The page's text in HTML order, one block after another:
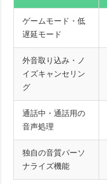
ゲームモード・低
遅延モード
外音取り込み・ノ
イズキャンセリン
グ
通話中・通話用の
音声処理
独自の音質パーソ
ナライズ機能